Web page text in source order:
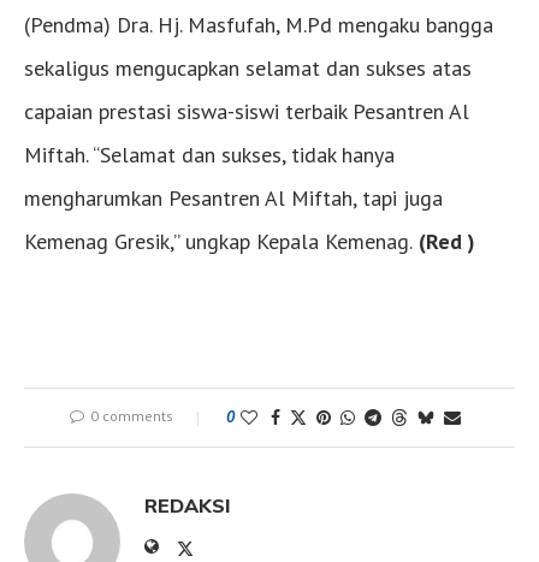
(Pendma) Dra. Hj. Masfufah, M.Pd mengaku bangga
sekaligus mengucapkan selamat dan sukses atas
capaian prestasi siswa-siswi terbaik Pesantren Al
Miftah. “Selamat dan sukses, tidak hanya
mengharumkan Pesantren Al Miftah, tapi juga
Kemenag Gresik,” ungkap Kepala Kemenag. (Red )
0 comments 0
REDAKSI